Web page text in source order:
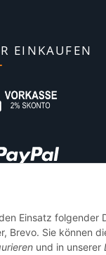
Einsatz folgender
Brevo. Sie können
und in unserer
EINKAUFEN